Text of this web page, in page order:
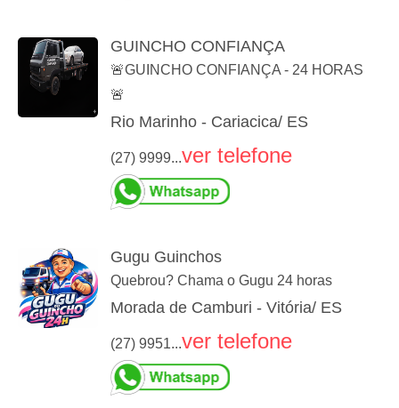
GUINCHO CONFIANÇA
🚨GUINCHO CONFIANÇA - 24 HORAS
🚨
Rio Marinho - Cariacica/ ES
(27) 9999...ver telefone
Gugu Guinchos
Quebrou? Chama o Gugu 24 horas
Morada de Camburi - Vitória/ ES
(27) 9951...ver telefone